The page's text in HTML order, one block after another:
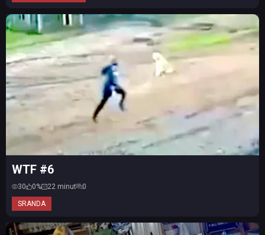
SRANDA
WTF #6
30 0% 22 minut 0